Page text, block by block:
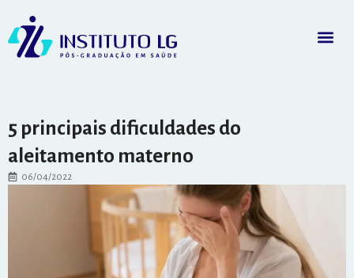
5 principais dificuldades do
aleitamento materno
06/04/2022